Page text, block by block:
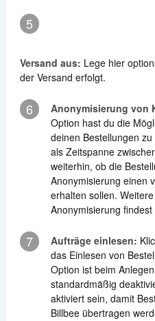
5
Versand aus: Lege hier
der Versand erfolgt.
6 Anonymisierung von
Option hast du die
deinen Bestellungen
als Zeitspanne
weiterhin, ob die
Anonymisierung einen
erhalten sollen.
Anonymisierung findest
7 Aufträge einlesen:
das Einlesen von
Option ist beim
standardmäßig
aktiviert sein, damit
Billbee übertragen